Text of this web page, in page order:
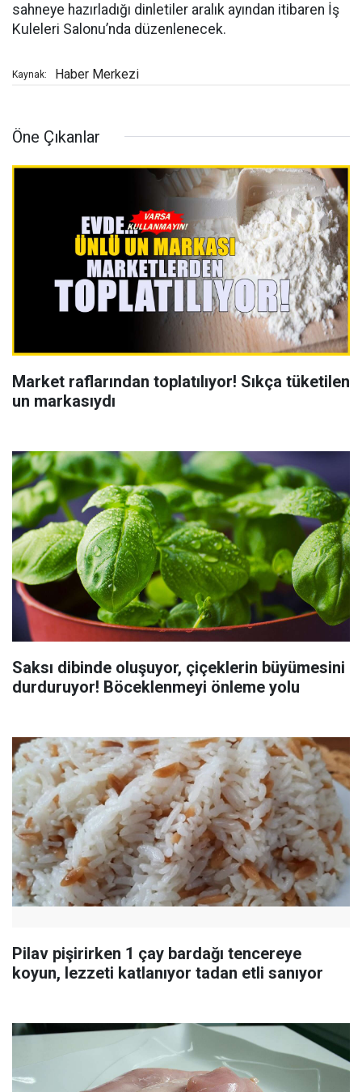
sahneye hazırladığı dinletiler aralık ayından itibaren İş
Kuleleri Salonu’nda düzenlenecek.
Kaynak: Haber Merkezi
Öne Çıkanlar
Market raflarından toplatılıyor! Sıkça tüketilen
un markasıydı
Saksı dibinde oluşuyor, çiçeklerin büyümesini
durduruyor! Böceklenmeyi önleme yolu
Pilav pişirirken 1 çay bardağı tencereye
koyun, lezzeti katlanıyor tadan etli sanıyor